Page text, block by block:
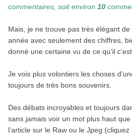
commentaires, soit environ 10
Mais, je ne trouve pas très élégant
année avec seulement des chiffres,
donné une certaine vu de ce qu’il
Je vois plus volontiers les choses
toujours de très bons souvenirs.
Des débats incroyables et toujours
sans jamais voir un mot plus haut que
l’article sur le Raw ou le Jpeg (cliquez